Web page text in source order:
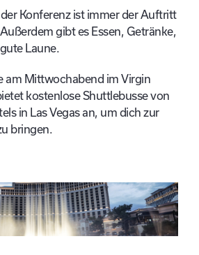
Konferenz ist immer der Auftritt
gibt es Essen, Getränke,
Laune.
am Mittwochabend im Virgin
kostenlose Shuttlebusse von
in Las Vegas an, um dich zur
bringen.